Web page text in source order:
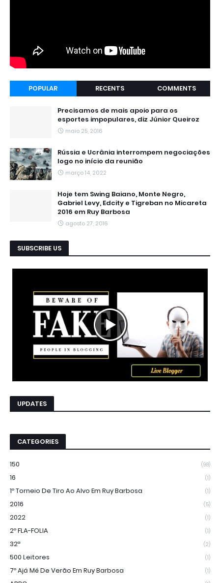
POPULAR RECENTS COMMENTS
Precisamos de mais apoio para os
esportes impopulares, diz Júnior Queiroz
maio 25, 2016
Rússia e Ucrânia interrompem negociações
logo no início da reunião
março 14, 2022
Hoje tem Swing Baiano, Monte Negro,
Gabriel Levy, Edcity e Tigreban no Micareta
2016 em Ruy Barbosa
agosto 27, 2016
SUBSCRIBE US
UPDATES
CATEGORIES
150 (98)
16 (1)
1º Torneio De Tiro Ao Alvo Em Ruy Barbosa (1)
2016 (5)
2022 (1)
2º FLA-FOLIA (1)
32ª (2)
500 Leitores (1)
7º Ajá Mé De Verão Em Ruy Barbosa (1)